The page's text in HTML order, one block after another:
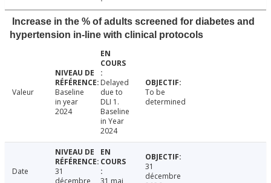
Increase in the % of adults screened for diabetes and
hypertension in-line with clinical protocols
Valeur
Baseline
in year
2024
Delayed
due to
DLI 1.
Baseline
in Year
2024
To be
determined
Date
31
31
décembre